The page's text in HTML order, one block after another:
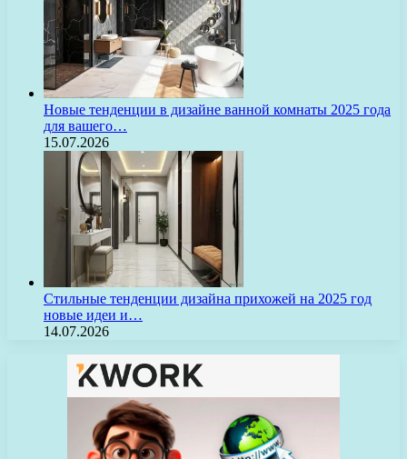
Новые тенденции в дизайне ванной комнаты 2025 года
для вашего…
15.07.2026
Стильные тенденции дизайна прихожей на 2025 год
новые идеи и…
14.07.2026